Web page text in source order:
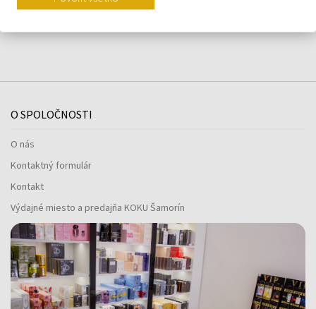
O SPOLOČNOSTI
O nás
Kontaktný formulár
Kontakt
Výdajné miesto a predajňa KOKU Šamorín